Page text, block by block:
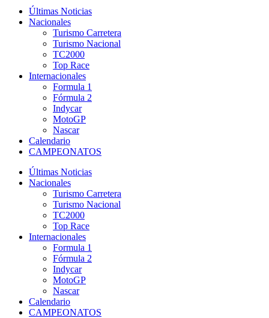
Últimas Noticias
Nacionales
Turismo Carretera
Turismo Nacional
TC2000
Top Race
Internacionales
Formula 1
Fórmula 2
Indycar
MotoGP
Nascar
Calendario
CAMPEONATOS
Últimas Noticias
Nacionales
Turismo Carretera
Turismo Nacional
TC2000
Top Race
Internacionales
Formula 1
Fórmula 2
Indycar
MotoGP
Nascar
Calendario
CAMPEONATOS